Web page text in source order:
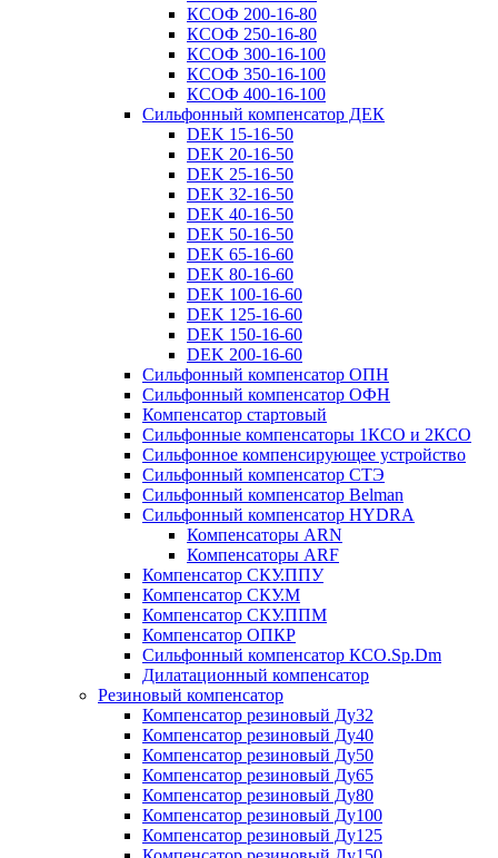
КСОФ 200-16-80
КСОФ 250-16-80
КСОФ 300-16-100
КСОФ 350-16-100
КСОФ 400-16-100
Сильфонный компенсатор ДЕК
DEK 15-16-50
DEK 20-16-50
DEK 25-16-50
DEK 32-16-50
DEK 40-16-50
DEK 50-16-50
DEK 65-16-60
DEK 80-16-60
DEK 100-16-60
DEK 125-16-60
DEK 150-16-60
DEK 200-16-60
Сильфонный компенсатор ОПН
Сильфонный компенсатор ОФН
Компенсатор стартовый
Сильфонные компенсаторы 1КСО и 2КСО
Сильфонное компенсирующее устройство
Сильфонный компенсатор СТЭ
Сильфонный компенсатор Belman
Сильфонный компенсатор HYDRA
Компенсаторы ARN
Компенсаторы ARF
Компенсатор СКУ.ППУ
Компенсатор СКУ.М
Компенсатор СКУ.ППМ
Компенсатор ОПКР
Сильфонный компенсатор КСО.Sp.Dm
Дилатационный компенсатор
Резиновый компенсатор
Компенсатор резиновый Ду32
Компенсатор резиновый Ду40
Компенсатор резиновый Ду50
Компенсатор резиновый Ду65
Компенсатор резиновый Ду80
Компенсатор резиновый Ду100
Компенсатор резиновый Ду125